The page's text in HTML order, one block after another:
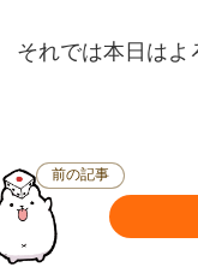
それでは本日はよ
前の記事